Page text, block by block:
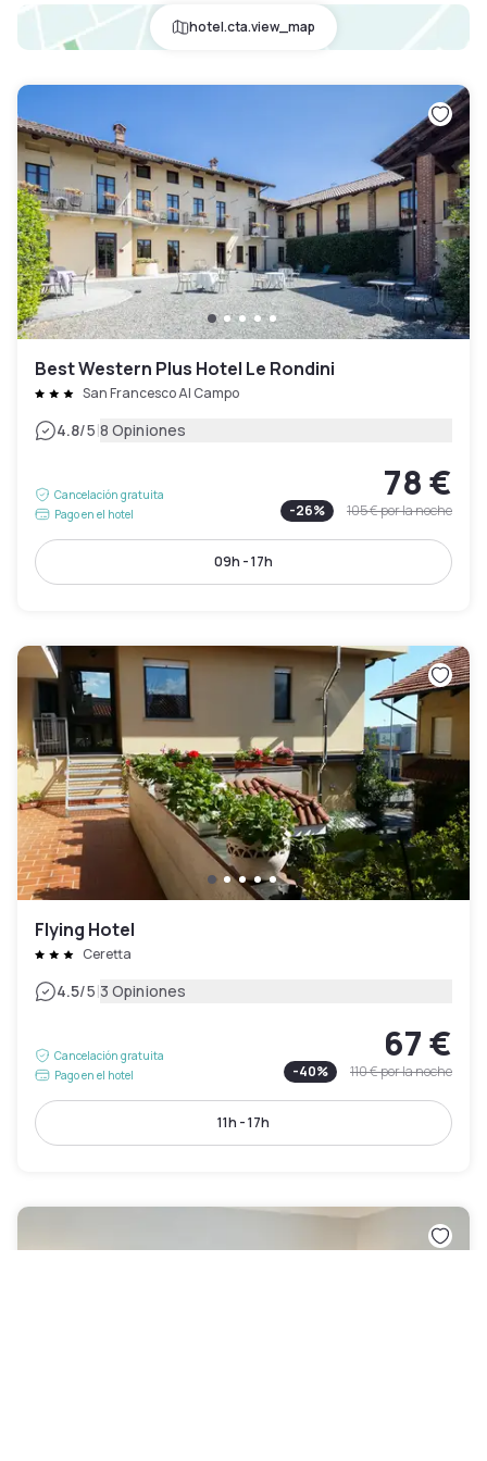
hotel.cta.view_map
Best Western Plus Hotel Le Rondini
San Francesco Al Campo
4.8/5|8 Opiniones
Cancelación gratuita
Pago en el hotel
78 €
-26% 105 €por la noche
09h - 17h
Flying Hotel
Ceretta
4.5/5|3 Opiniones
Cancelación gratuita
Pago en el hotel
67 €
-40% 110 €por la noche
11h - 17h